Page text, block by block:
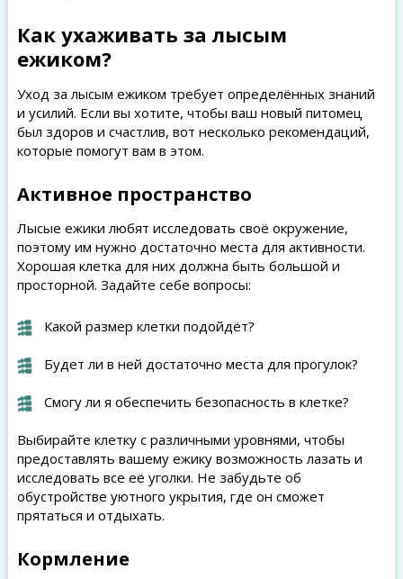
Как ухаживать за лысым
ежиком?
Уход за лысым ежиком требует определённых знаний
и усилий. Если вы хотите, чтобы ваш новый питомец
был здоров и счастлив, вот несколько рекомендаций,
которые помогут вам в этом.
Активное пространство
Лысые ежики любят исследовать своё окружение,
поэтому им нужно достаточно места для активности.
Хорошая клетка для них должна быть большой и
просторной. Задайте себе вопросы:
Какой размер клетки подойдёт?
Будет ли в ней достаточно места для прогулок?
Смогу ли я обеспечить безопасность в клетке?
Выбирайте клетку с различными уровнями, чтобы
предоставлять вашему ежику возможность лазать и
исследовать все её уголки. Не забудьте об
обустройстве уютного укрытия, где он сможет
прятаться и отдыхать.
Кормление